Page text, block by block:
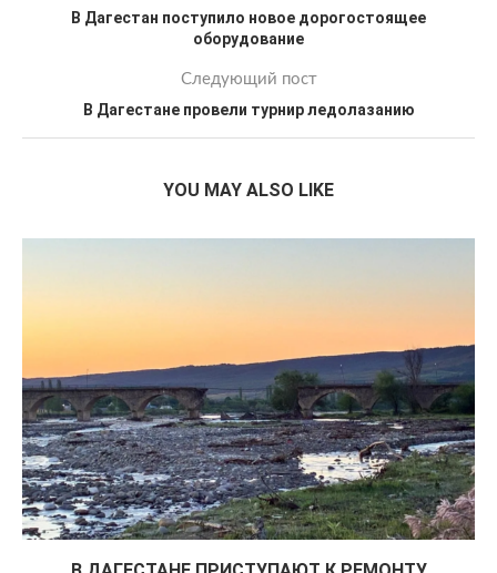
В Дагестан поступило новое дорогостоящее
оборудование
Следующий пост
В Дагестане провели турнир ледолазанию
YOU MAY ALSO LIKE